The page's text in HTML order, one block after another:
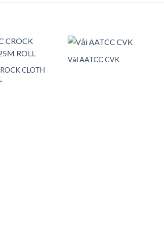
CLOTH
Vải AATCC CVK